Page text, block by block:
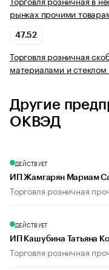
рынках прочими
47.52
Торговля розничная
материалами и
Другие
ОКВЭД
ДЕЙСТВУЕТ
ИП Жамгарян Мариам
Торговля розничная
ДЕЙСТВУЕТ
ИП Кашубина Татьяна
Торговля розничная